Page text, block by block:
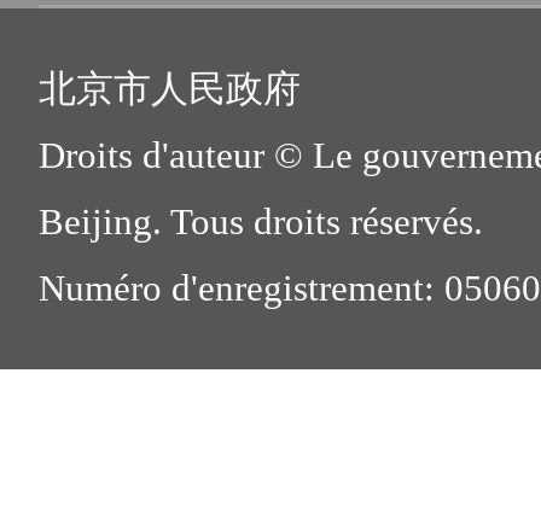
北京市人民政府
Droits d'auteur © Le
Beijing. Tous droits réservés.
Numéro d'enregistrement: